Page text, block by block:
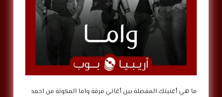
ما هي أغنيتك المفضلة بين أغاني فرقة واما المكونة من احمد